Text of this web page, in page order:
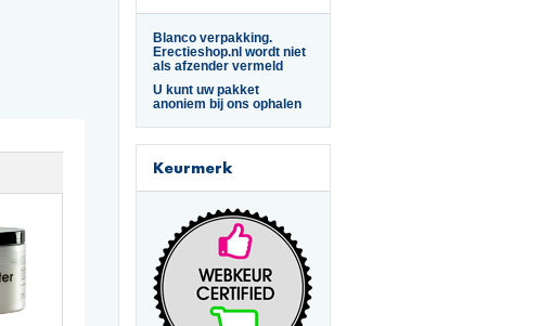
Blanco verpakking.
Erectieshop.nl wordt niet
als afzender vermeld
U kunt uw pakket
anoniem bij ons ophalen
Keurmerk